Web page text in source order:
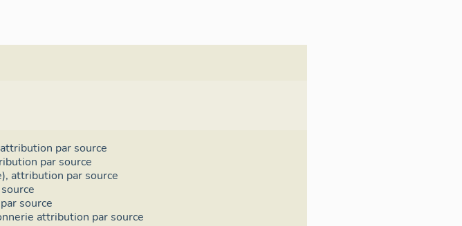
On ne connaît pas la date de la suppression du vide
Désormais, seuls deux niveaux accueillent un
comportant des bureaux avec entrée 35 rue de
attribution par source
par source
attribution par source
source
attribution par source